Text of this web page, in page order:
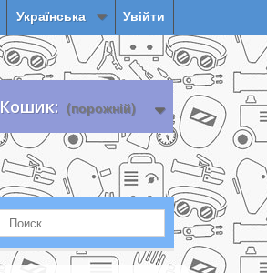
Увійти
Українська
Кошик: (порожній)